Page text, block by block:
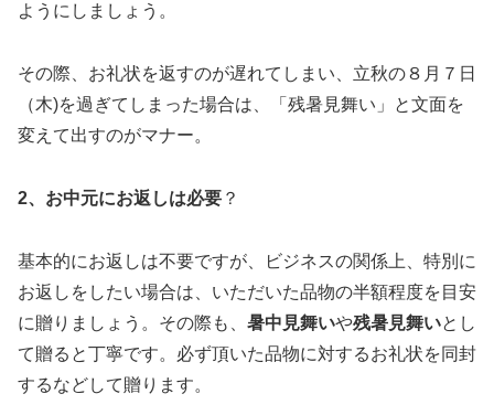
ようにしましょう。
その際、お礼状を返すのが遅れてしまい、立秋の８月７日
（木)を過ぎてしまった場合は、「残暑見舞い」と文面を
変えて出すのがマナー。
2、お中元にお返しは必要 ？
基本的にお返しは不要ですが、ビジネスの関係上、特別に
お返しをしたい場合は、いただいた品物の半額程度を目安
に贈りましょう。その際も、 暑中見舞いや残暑見舞いとし
て贈ると丁寧です。必ず頂いた品物に対するお礼状を同封
するなどして贈ります。